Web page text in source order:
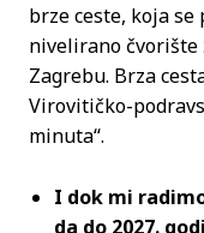
brze ceste, koja
nivelirano čvorište
Zagrebu. Brza
Virovitičko-
minuta“.
I dok mi
da do 2027.